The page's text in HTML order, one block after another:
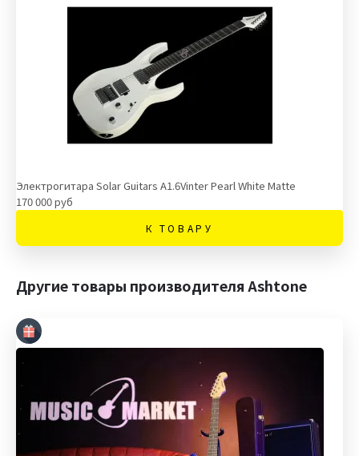
Электрогитара Solar Guitars A1.6Vinter Pearl White Matte
170 000 руб
К ТОВАРУ
Другие товары производителя Ashtone